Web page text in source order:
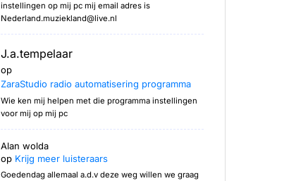
instellingen op mij pc mij email adres is
Nederland.muziekland@live.nl
J.a.tempelaar
op
ZaraStudio radio automatisering programma
Wie ken mij helpen met die programma instellingen
voor mij op mij pc
Alan wolda
op Krijg meer luisteraars
Goedendag allemaal a.d.v deze weg willen we graag